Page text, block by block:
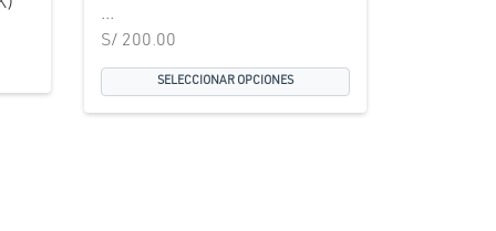
es:
...
S/ 200.00
SELECCIONAR OPCIONES